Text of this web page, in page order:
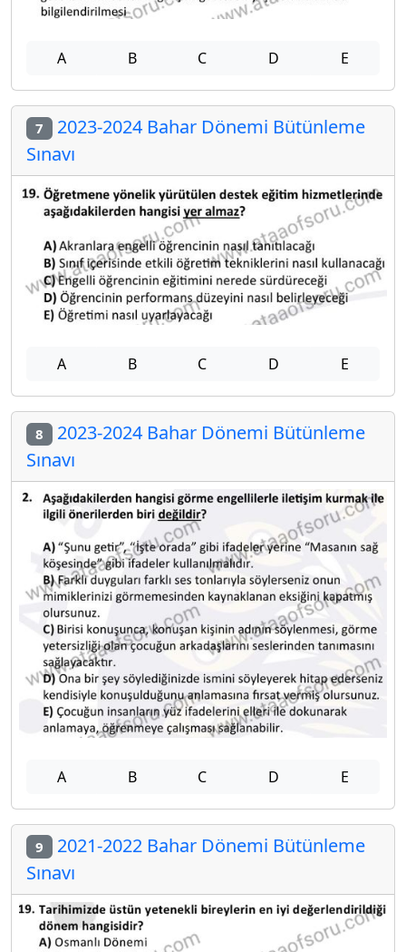
A B C D E
7 2023-2024 Bahar Dönemi Bütünleme
Sınavı
A B C D E
8 2023-2024 Bahar Dönemi Bütünleme
Sınavı
A B C D E
9 2021-2022 Bahar Dönemi Bütünleme
Sınavı